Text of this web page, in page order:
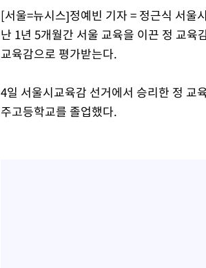
[서울=뉴시스]정예빈 기자 = 정근식 서울
난 1년 5개월간 서울 교육을 이끈 정 교육
교육감으로 평가받는다.
4일 서울시교육감 선거에서 승리한 정 교
주고등학교를 졸업했다.